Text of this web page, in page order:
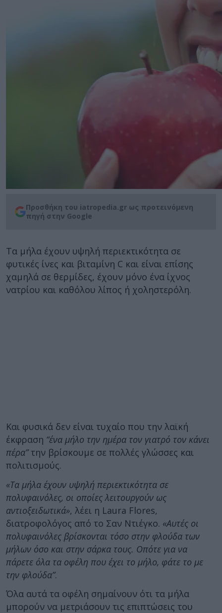
Προσθήκη του iatropedia.gr ως προτεινόμενη
πηγή στην Google
Τα μήλα έχουν υψηλή περιεκτικότητα σε
φυτικές ίνες και βιταμίνη C και είναι επίσης
χαμηλά σε θερμίδες, έχουν μόνο ένα ίχνος
νατρίου και καθόλου λίπος ή χοληστερόλη.
Και φυσικά δεν είναι τυχαίο που την λαϊκή
έκφραση “ένα μήλο την ημέρα τον γιατρό τον κάνει
πέρα”την βρίσκουμε σε πολλές γλώσσες και
πολιτισμούς.
«Τα μήλα έχουν υψηλή περιεκτικότητα σε
πολυφαινόλες, οι οποίες λειτουργούν ως
αντιοξειδωτικά», λέει η Laura Flores,
διατροφολόγος από το Σαν Ντιέγκο. «Αυτές οι
πολυφαινόλες βρίσκονται τόσο στην φλούδα των
μήλων όσο και στην σάρκα τους. Οπότε για να
πάρετε όλα τα οφέλη που έχει το μήλο, φάτε το με
την φλούδα”.
Όλα αυτά τα οφέλη σημαίνουν ότι τα μήλα
μπορούν να μετριάσουν τις επιπτώσεις του